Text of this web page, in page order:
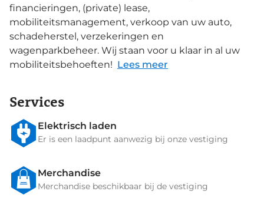
financieringen, (private) lease,
mobiliteitsmanagement, verkoop van uw auto,
schadeherstel, verzekeringen en
wagenparkbeheer. Wij staan voor u klaar in al uw
mobiliteitsbehoeften! Lees meer
Services
Elektrisch laden
Er is een laadpunt aanwezig bij onze vestiging
Merchandise
Merchandise beschikbaar bij de vestiging